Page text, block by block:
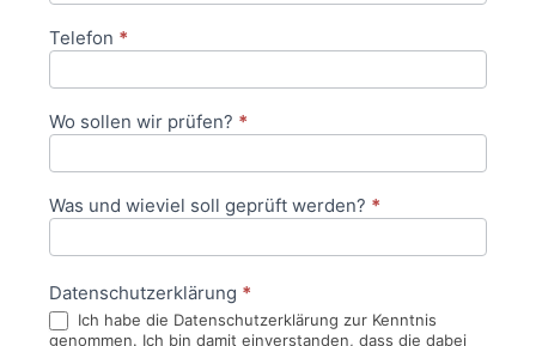
Telefon *
Wo sollen wir prüfen? *
Was und wieviel soll geprüft werden? *
Datenschutzerklärung *
Ich habe die Datenschutzerklärung zur Kenntnis
genommen. Ich bin damit einverstanden, dass die dabei